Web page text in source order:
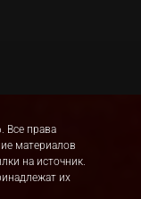
Все права
материалов
на источник.
их